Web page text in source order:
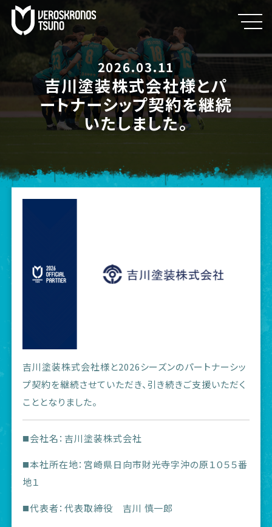
2026.03.11
吉川塗装株式会社様とパ
ートナーシップ契約を継続
いたしました。
吉川塗装株式会社様と2026シーズンのパートナーシッ
プ契約を継続させていただき、引き続きご支援いただく
こととなりました。
◼️会社名：吉川塗装株式会社
◼️本社所在地：宮崎県日向市財光寺字沖の原１０５５番
地１
◼️代表者：代表取締役 吉川 慎一郎